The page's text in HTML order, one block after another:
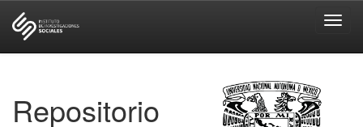
Repositorio